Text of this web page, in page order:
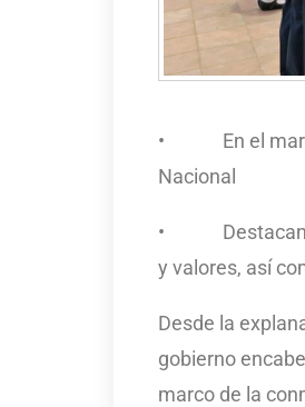
• En el marco
Nacional
• Destacan la
y valores, así
Desde la
gobierno
marco de la